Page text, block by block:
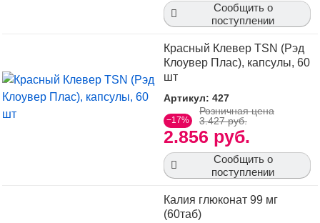
Сообщить о
поступлении
Красный Клевер TSN (Рэд
Клоувер Плас), капсулы, 60
шт
Артикул: 427
−17%
2.856 руб.
Розничная цена
3.427 руб.
Сообщить о
поступлении
Калия глюконат 99 мг
(60таб)